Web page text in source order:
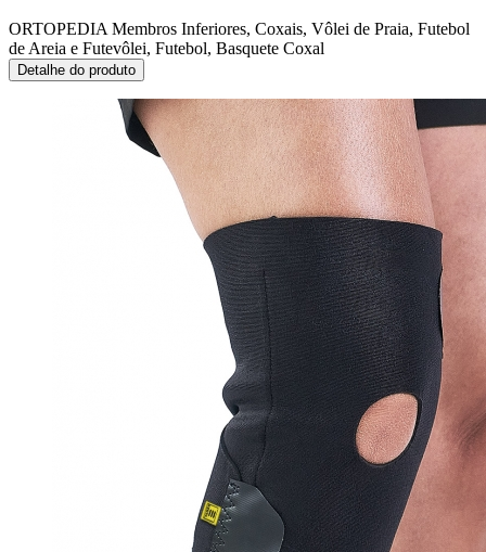
ORTOPEDIA Membros Inferiores, Coxais, Vôlei de Praia, Futebol
de Areia e Futevôlei, Futebol, Basquete Coxal
Detalhe do produto